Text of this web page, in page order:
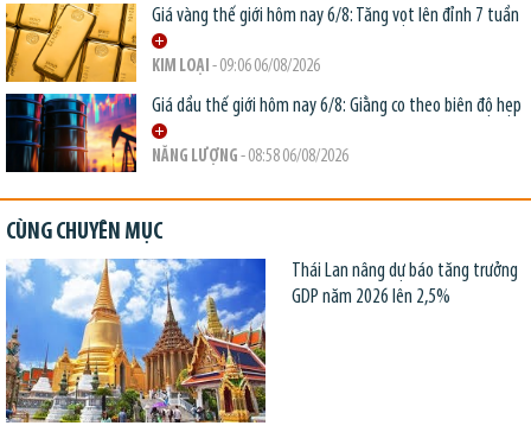
Giá vàng thế giới hôm nay 6/8: Tăng vọt lên đỉnh 7 tuần
KIM LOẠI - 09:06 06/08/2026
Giá dầu thế giới hôm nay 6/8: Giằng co theo biên độ hẹp
NĂNG LƯỢNG - 08:58 06/08/2026
CÙNG CHUYÊN MỤC
Thái Lan nâng dự báo tăng trưởng
GDP năm 2026 lên 2,5%